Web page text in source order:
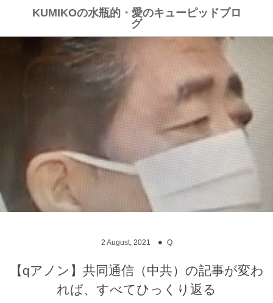
KUMIKOの水瓶的・愛のキューピッドブロ
グ
2 August, 2021 Q
【qアノン】共同通信（中共）の記事が変わ
れば、すべてひっくり返る